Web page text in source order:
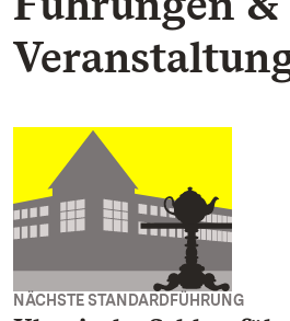
NÄCHSTE STANDARDFÜHRUNG